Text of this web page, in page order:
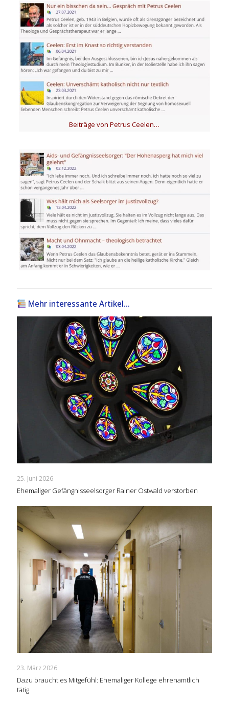
Beiträge von Petrus Ceelen…
Mehr interessante Artikel...
25. Juni 2026
Ehemaliger Gefängnisseelsorger Rainer Ostwald verstorben
23. März 2026
Dazu braucht es Mitgefühl: Ehemaliger Kollege ehrenamtlich
tätig